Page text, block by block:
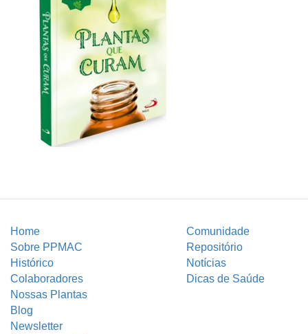
Home
Comunidade
Sobre PPMAC
Repositório
Histórico
Notícias
Colaboradores
Dicas de Saúde
Nossas Plantas
Blog
Newsletter